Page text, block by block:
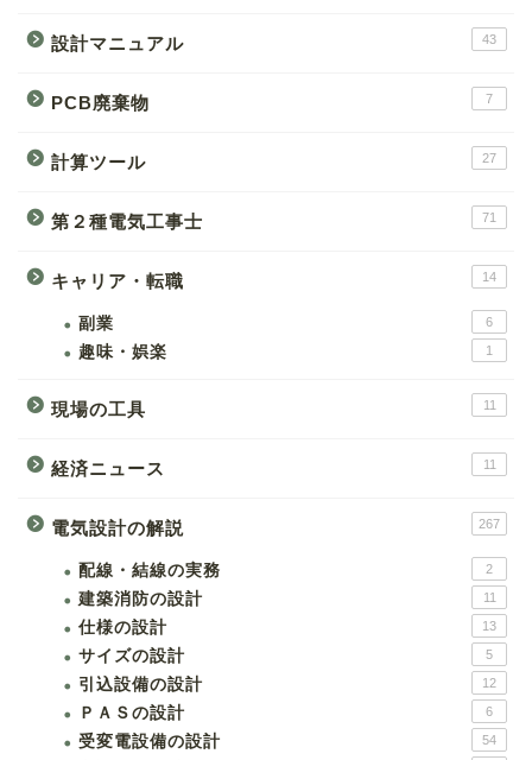
設計マニュアル 43
PCB廃棄物 7
計算ツール 27
第２種電気工事士 71
キャリア・転職 14
副業 6
趣味・娯楽 1
現場の工具 11
経済ニュース 11
電気設計の解説 267
配線・結線の実務 2
建築消防の設計 11
仕様の設計 13
サイズの設計 5
引込設備の設計 12
ＰＡＳの設計 6
受変電設備の設計 54